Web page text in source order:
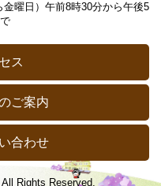
曜日）午前8時30分から午後5
ス
ご案内
合わせ
Rights Reserved.